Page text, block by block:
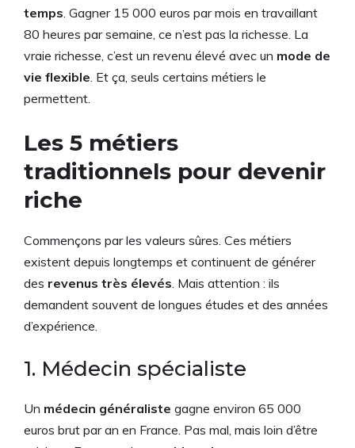
temps . Gagner 15 000 euros par mois en travaillant
80 heures par semaine, ce n’est pas la richesse. La
vraie richesse, c’est un revenu élevé avec un mode de
vie flexible . Et ça, seuls certains métiers le
permettent.
Les 5 métiers
traditionnels pour devenir
riche
Commençons par les valeurs sûres. Ces métiers
existent depuis longtemps et continuent de générer
des revenus très élevés . Mais attention : ils
demandent souvent de longues études et des années
d’expérience.
1. Médecin spécialiste
Un médecin généraliste gagne environ 65 000
euros brut par an en France. Pas mal, mais loin d’être